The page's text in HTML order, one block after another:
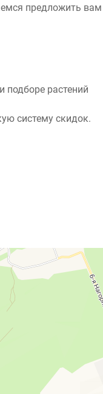
предложить
подборе растений
систему скидок.